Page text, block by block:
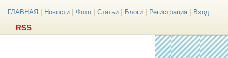
ГЛАВНАЯ Новости Фото Статьи Блоги Регистрация Вход
RSS